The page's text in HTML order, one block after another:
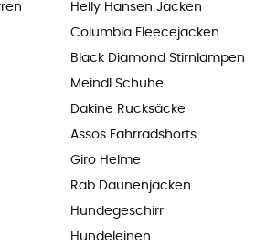
Helly Hansen Jacken
Columbia Fleecejacken
Black Diamond Stirnlampen
Meindl Schuhe
Dakine Rucksäcke
Assos Fahrradshorts
Giro Helme
Rab Daunenjacken
Hundegeschirr
Hundeleinen